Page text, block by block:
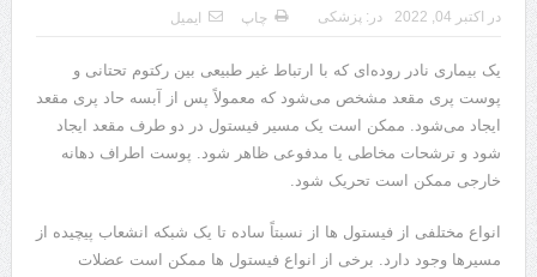
طراحی در خدمت نظم؛ از قفسه ‌های یک‌ طرفه تا دو طرفه، روایت
هوشمندی در معماری فروشگاه
در اکتبر 04, 2022 در: پزشکی چاپ ایمیل
یک بیماری نادر روده‌ای که با ارتباط غیر طبیعی بین رکتوم تحتانی و
پوست پری مقعد مشخص می‌شود که معمولاً پس از آبسه حاد پری مقعد
ایجاد می‌شود. ممکن است یک مسیر فیستول در دو طرف مقعد ایجاد
شود و ترشحات مخاطی یا مدفوعی ظاهر شود. پوست اطراف دهانه
خارجی ممکن است تحریک شود.
انواع مختلفی از فیستول ها از نسبتاً ساده تا یک شبکه انشعاب پیچیده از
مسیرها وجود دارد. برخی از انواع فیستول ها ممکن است عضلات